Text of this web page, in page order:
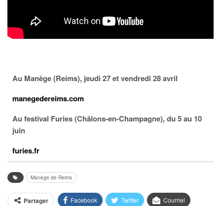
Au Manège (Reims), jeudi 27 et vendredi 28 avril
manegedereims.com
Au festival Furies (Châlons-en-Champagne), du 5 au 10
juin
furies.fr
Manège de Reims
Partager Facebook Twitter Courriel